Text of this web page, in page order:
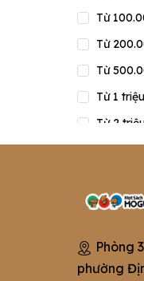
Từ
Từ
Từ
Từ 1
Từ 2
Từ 6
Trên 20
Phòng
phường